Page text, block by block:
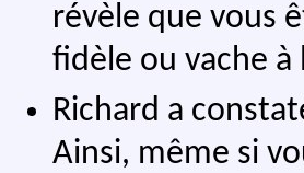
révèle que vous
fidèle ou vache à
Richard a
Ainsi, même si